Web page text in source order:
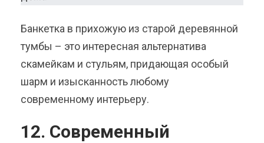
Банкетка в прихожую из старой деревянной
тумбы – это интересная альтернатива
скамейкам и стульям, придающая особый
шарм и изысканность любому
современному интерьеру.
12. Современный